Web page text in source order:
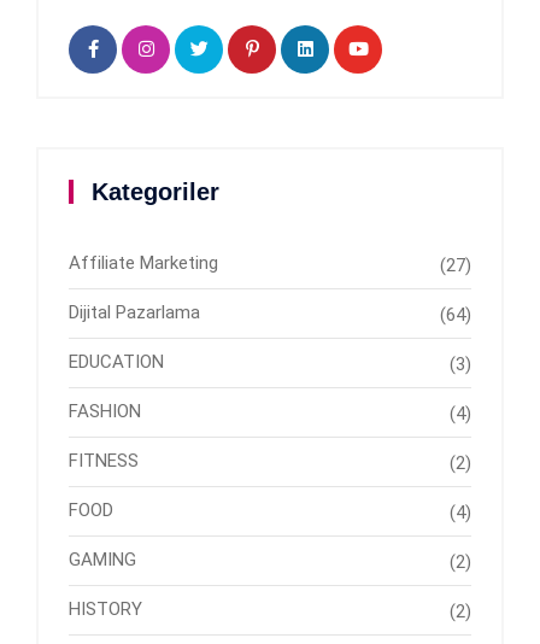
Kategoriler
Affiliate Marketing (27)
Dijital Pazarlama (64)
EDUCATION (3)
FASHION (4)
FITNESS (2)
FOOD (4)
GAMING (2)
HISTORY (2)